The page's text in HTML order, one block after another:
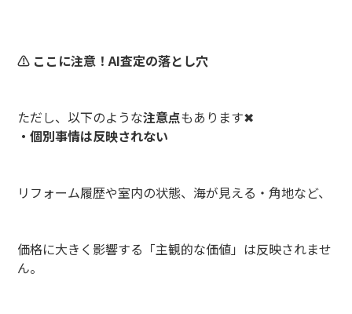
⚠ ここに注意！AI査定の落とし穴
ただし、以下のような注意点もあります✖
・個別事情は反映されない
リフォーム履歴や室内の状態、海が見える・角地など、
価格に大きく影響する「主観的な価値」は反映されませ
ん。